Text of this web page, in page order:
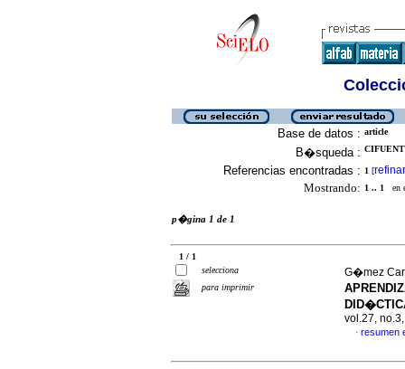
Base de datos : article
B�squeda :
Referencias encontradas : 1 [refinar
Mostrando: 1 .. 1 en
p�gina 1 de 1
1 / 1
selecciona
para imprimir
G�mez
vol.27,
· resumen